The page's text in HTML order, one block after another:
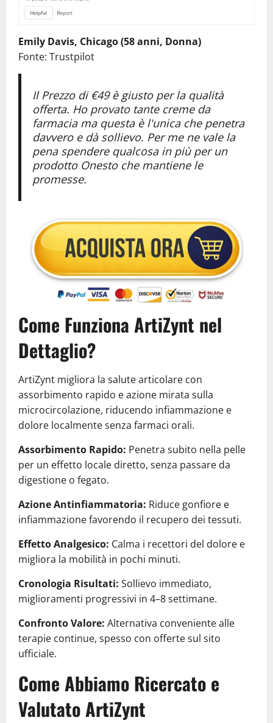
Emily Davis, Chicago (58 anni, Donna)
Fonte: Trustpilot
Il Prezzo di €49 è giusto per la qualità
offerta. Ho provato tante creme da
farmacia ma questa è l'unica che penetra
davvero e dà sollievo. Per me ne vale la
pena spendere qualcosa in più per un
prodotto Onesto che mantiene le
promesse.
Come Funziona ArtiZynt nel
Dettaglio?
ArtiZynt migliora la salute articolare con
assorbimento rapido e azione mirata sulla
microcircolazione, riducendo infiammazione e
dolore localmente senza farmaci orali.
Assorbimento Rapido: Penetra subito nella pelle
per un effetto locale diretto, senza passare da
digestione o fegato.
Azione Antinfiammatoria: Riduce gonfiore e
infiammazione favorendo il recupero dei tessuti.
Effetto Analgesico: Calma i recettori del dolore e
migliora la mobilità in pochi minuti.
Cronologia Risultati: Sollievo immediato,
miglioramenti progressivi in 4–8 settimane.
Confronto Valore: Alternativa conveniente alle
terapie continue, spesso con offerte sul sito
ufficiale.
Come Abbiamo Ricercato e
Valutato ArtiZynt